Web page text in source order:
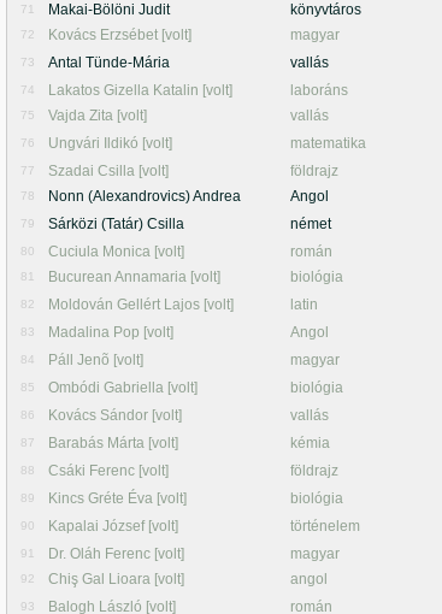
71 Makai-Bölöni Judit könyvtáros
72 Kovács Erzsébet [volt] magyar
73 Antal Tünde-Mária vallás
74 Lakatos Gizella Katalin [volt] laboráns
75 Vajda Zita [volt] vallás
76 Ungvári Ildikó [volt] matematika
77 Szadai Csilla [volt] földrajz
78 Nonn (Alexandrovics) Andrea Angol
79 Sárközi (Tatár) Csilla német
80 Cuciula Monica [volt] román
81 Bucurean Annamaria [volt] biológia
82 Moldován Gellért Lajos [volt] latin
83 Madalina Pop [volt] Angol
84 Páll Jenõ [volt] magyar
85 Ombódi Gabriella [volt] biológia
86 Kovács Sándor [volt] vallás
87 Barabás Márta [volt] kémia
88 Csáki Ferenc [volt] földrajz
89 Kincs Gréte Éva [volt] biológia
90 Kapalai József [volt] történelem
91 Dr. Oláh Ferenc [volt] magyar
92 Chiş Gal Lioara [volt] angol
93 Balogh László [volt] román